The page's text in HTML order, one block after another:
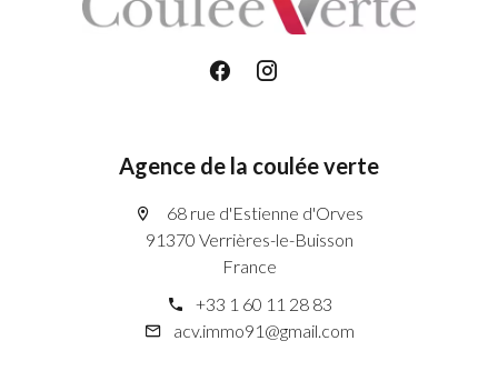
Agence de la coulée verte
68 rue d'Estienne d'Orves
91370 Verrières-le-Buisson
France
+33 1 60 11 28 83
acv.immo91@gmail.com